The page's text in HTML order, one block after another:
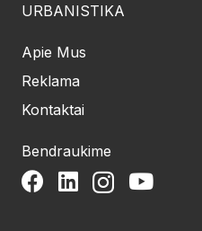
URBANISTIKA
Apie Mus
Reklama
Kontaktai
Bendraukime